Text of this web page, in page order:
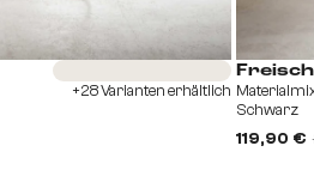
Sofort versandfertig
+28 Varianten erhältlich
Schwarz
119,90 €